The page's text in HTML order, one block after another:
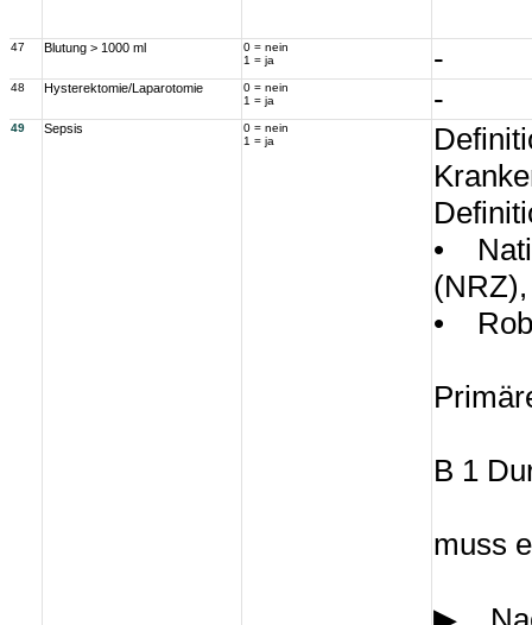
47 Blutung > 1000 ml
0 = nein
1 = ja
-
48 Hysterektomie/Laparotomie
0 = nein
1 = ja
-
49 Sepsis
0 = nein
1 = ja
•
•
B 1
muss